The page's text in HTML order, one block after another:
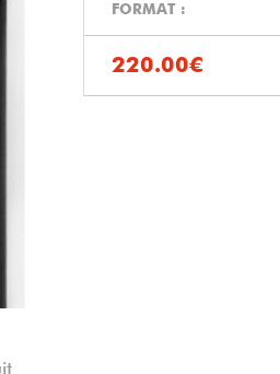
FORMAT :
220.00€